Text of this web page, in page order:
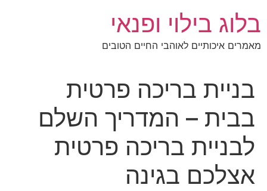
לתוכן
בלוג בילוי ופנאי
מאמרים איכותיים לאוהבי החיים הטובים
בניית בריכה פרטית
בבית – המדריך השלם
לבניית בריכה פרטית
אצלכם בגינה